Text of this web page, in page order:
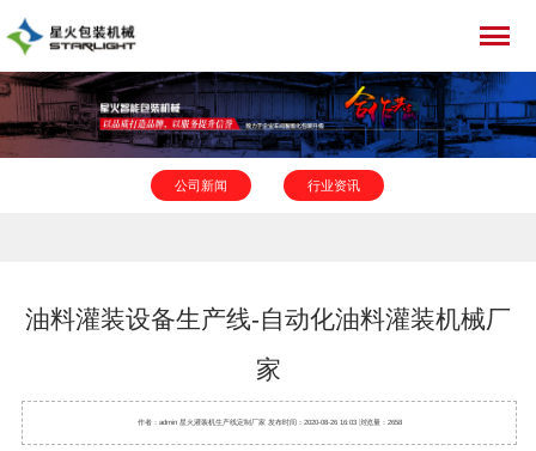
公司新闻 行业资讯
油料灌装设备生产线-自动化油料灌装机械厂
家
作者：admin 星火灌装机生产线定制厂家 发布时间：2020-08-26 16:03 浏览量：2658